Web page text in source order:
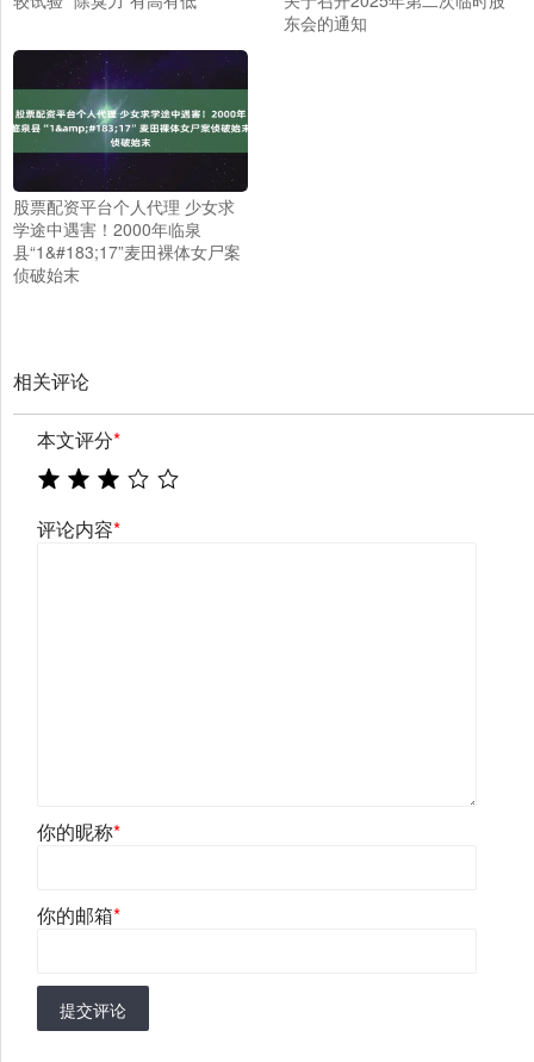
东会的通知
股票配资平台个人代理 少女求
学途中遇害！2000年临泉
县“1&#183;17”麦田裸体女尸案
侦破始末
相关评论
本文评分*
评论内容*
你的昵称*
你的邮箱*
提交评论